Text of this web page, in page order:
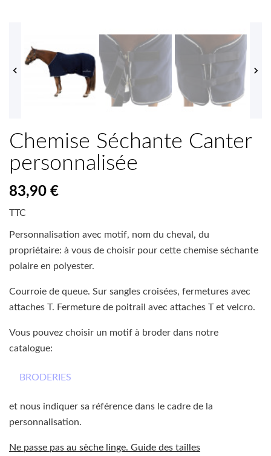
 
Chemise Séchante Canter
personnalisée
83,90 €
TTC
Personnalisation avec motif, nom du cheval, du
propriétaire: à vous de choisir pour cette chemise séchante
polaire en polyester.
Courroie de queue. Sur sangles croisées, fermetures avec
attaches T. Fermeture de poitrail avec attaches T et velcro.
Vous pouvez choisir un motif à broder dans notre
catalogue:
BRODERIES
et nous indiquer sa référence dans le cadre de la
personnalisation.
Ne passe pas au sèche linge. Guide des tailles